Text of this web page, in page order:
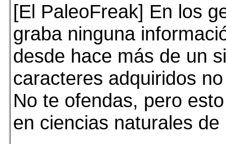
[El PaleoFreak] En los
graba ninguna
desde hace más de un
caracteres adquiridos
No te ofendas, pero
en ciencias naturales